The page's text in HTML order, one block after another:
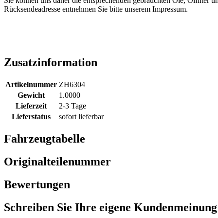
Rücksendeadresse entnehmen Sie bitte unserem Impressum.
Zusatzinformation
Artikelnummer ZH6304
Gewicht
1.0000
Lieferzeit
2-3 Tage
Lieferstatus
sofort lieferbar
Fahrzeugtabelle
Originalteilenummer
Bewertungen
Schreiben Sie Ihre eigene Kundenmeinung